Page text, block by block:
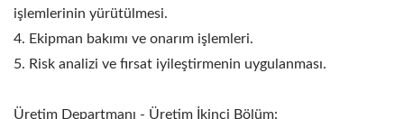
işlemlerinin yürütülmesi.
4. Ekipman bakımı ve onarım işlemleri.
5. Risk analizi ve fırsat iyileştirmenin uygulanması.
Üretim Departmanı - Üretim İkinci Bölüm: